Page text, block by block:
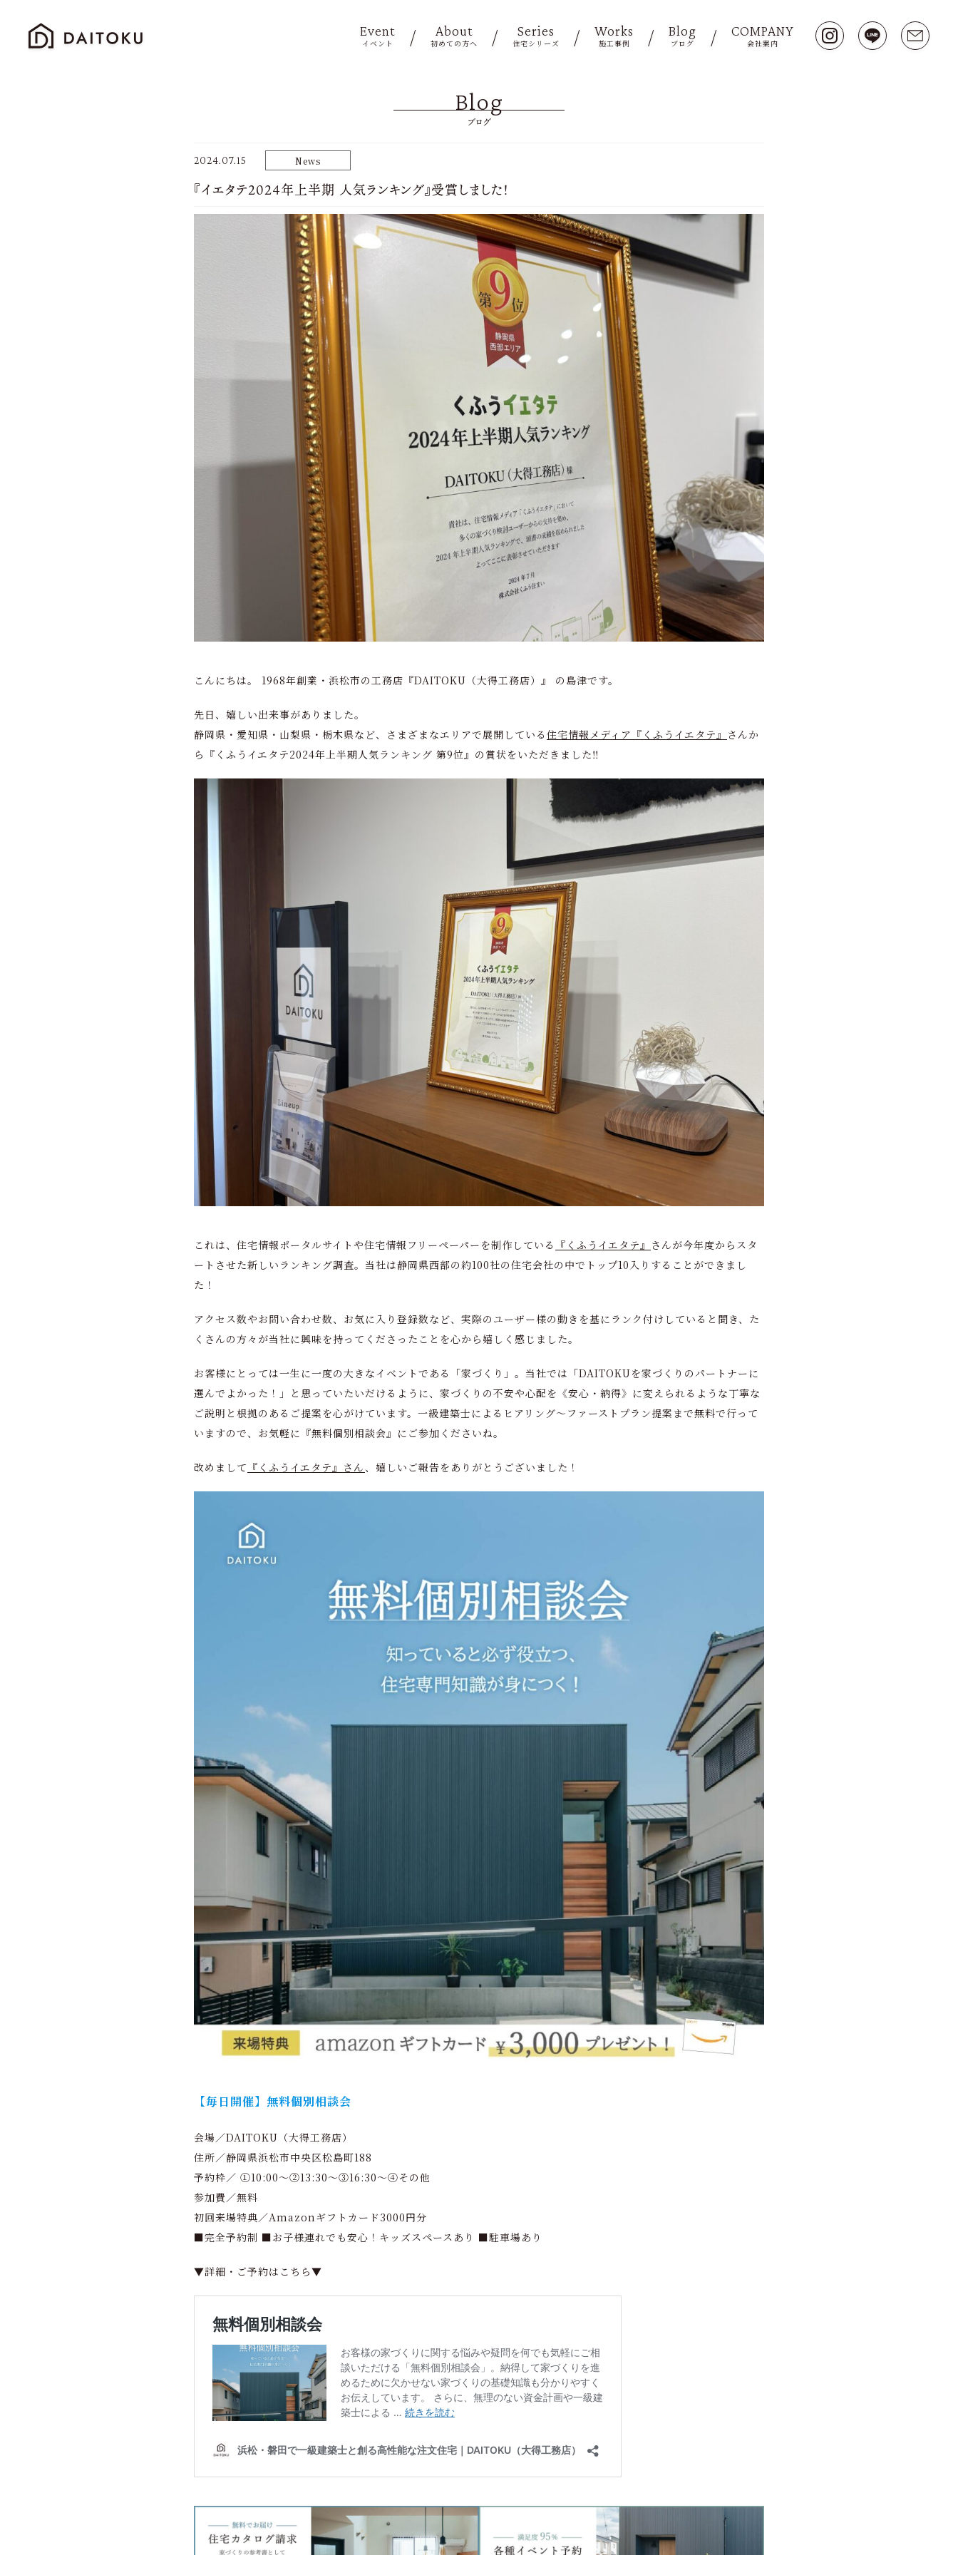
Event
イベント
About
初めての方へ
Series
住宅シリーズ
Works
施工事例
Blog
ブログ
COMPANY
会社案内
Blog
ブログ
2024.07.15 News
『イエタテ2024年上半期 人気ランキング』受賞しました！
こんにちは。 1968年創業・浜松市の工務店『DAITOKU（大得工務店）』 の島津です。
先日、嬉しい出来事がありました。
静岡県・愛知県・山梨県・栃木県など、さまざまなエリアで展開している 住宅情報メディア『くふうイエタテ』 さんか
ら『くふうイエタテ2024年上半期人気ランキング 第9位』の賞状をいただきました‼
これは、住宅情報ポータルサイトや住宅情報フリーペーパーを制作している 『くふうイエタテ』 さんが今年度からスタ
ートさせた新しいランキング調査。当社は静岡県西部の約100社の住宅会社の中でトップ10入りすることができまし
た！
アクセス数やお問い合わせ数、お気に入り登録数など、実際のユーザー様の動きを基にランク付けしていると聞き、た
くさんの方々が当社に興味を持ってくださったことを心から嬉しく感じました。
お客様にとっては一生に一度の大きなイベントである「家づくり」。当社では「DAITOKUを家づくりのパートナーに
選んでよかった！」と思っていたいだけるように、家づくりの不安や心配を《安心・納得》に変えられるような丁寧な
ご説明と根拠のあるご提案を心がけています。一級建築士によるヒアリング～ファーストプラン提案まで無料で行って
いますので、お気軽に『無料個別相談会』にご参加くださいね。
改めまして 『くふうイエタテ』さん、嬉しいご報告をありがとうございました！
【毎日開催】無料個別相談会
会場／DAITOKU（大得工務店）
住所／静岡県浜松市中央区松島町188
予約枠／ ①10:00～②13:30～③16:30～④その他
参加費／無料
初回来場特典／Amazonギフトカード3000円分
■完全予約制 ■お子様連れでも安心！キッズスペースあり ■駐車場あり
▼詳細・ご予約はこちら▼